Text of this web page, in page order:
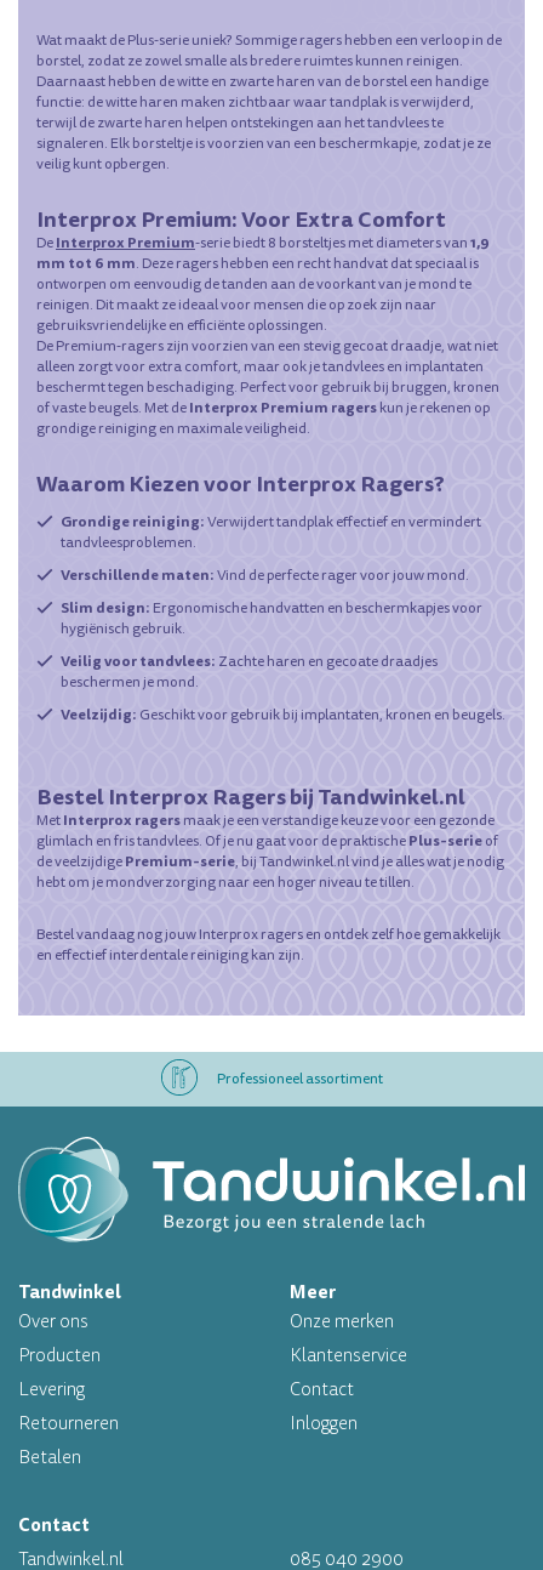
Wat maakt de Plus-serie uniek? Sommige ragers hebben een verloop in de
borstel, zodat ze zowel smalle als bredere ruimtes kunnen reinigen.
Daarnaast hebben de witte en zwarte haren van de borstel een handige
functie: de witte haren maken zichtbaar waar tandplak is verwijderd,
terwijl de zwarte haren helpen ontstekingen aan het tandvlees te
signaleren. Elk borsteltje is voorzien van een beschermkapje, zodat je ze
veilig kunt opbergen.
Interprox Premium: Voor Extra Comfort
DeInterprox Premium-serie biedt 8 borsteltjes met diameters van1,9
mm tot 6 mm. Deze ragers hebben een recht handvat dat speciaal is
ontworpen om eenvoudig de tanden aan de voorkant van je mond te
reinigen. Dit maakt ze ideaal voor mensen die op zoek zijn naar
gebruiksvriendelijke en efficiënte oplossingen.
De Premium-ragers zijn voorzien van een stevig gecoat draadje, wat niet
alleen zorgt voor extra comfort, maar ook je tandvlees en implantaten
beschermt tegen beschadiging. Perfect voor gebruik bij bruggen, kronen
of vaste beugels. Met deInterprox Premium ragerskun je rekenen op
grondige reiniging en maximale veiligheid.
Waarom Kiezen voor Interprox Ragers?
Grondige reiniging:Verwijdert tandplak effectief en vermindert
tandvleesproblemen.
Verschillende maten:Vind de perfecte rager voor jouw mond.
Slim design: Ergonomische handvatten en beschermkapjes voor
hygiënisch gebruik.
Veilig voor tandvlees: Zachte haren en gecoate draadjes
beschermen je mond.
Veelzijdig: Geschikt voor gebruik bij implantaten, kronen en beugels.
Bestel Interprox Ragers bij Tandwinkel.nl
MetInterprox ragersmaak je een verstandige keuze voor een gezonde
glimlach en fris tandvlees. Of je nu gaat voor de praktischePlus-serieof
de veelzijdigePremium-serie, bij Tandwinkel.nl vind je alles wat je nodig
hebt om je mondverzorging naar een hoger niveau te tillen.
Bestel vandaag nog jouw Interprox ragers en ontdek zelf hoe gemakkelijk
en effectief interdentale reiniging kan zijn.
Professioneel assortiment
Op werkdagen voor 16.00 uur besteld, morgen in huis
Professioneel assortiment
Altijd op voorraad
Tandwinkel
Over ons
Producten
Levering
Retourneren
Betalen
Meer
Onze merken
Klantenservice
Contact
Inloggen
Contact
Tandwinkel.nl 085 040 2900